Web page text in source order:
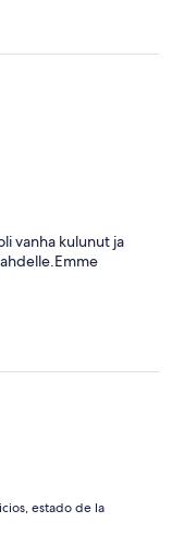
vanha kulunut ja
estado de la